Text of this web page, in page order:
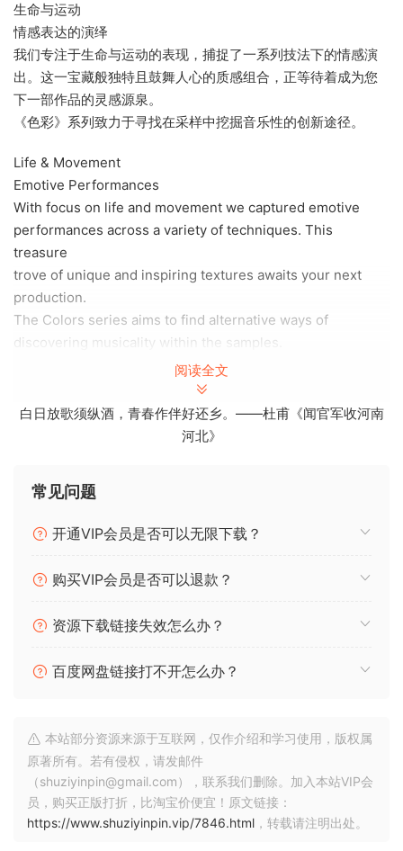
生命与运动
情感表达的演绎
我们专注于生命与运动的表现，捕捉了一系列技法下的情感演
出。这一宝藏般独特且鼓舞人心的质感组合，正等待着成为您
下一部作品的灵感源泉。
《色彩》系列致力于寻找在采样中挖掘音乐性的创新途径。
Life & Movement
Emotive Performances
With focus on life and movement we captured emotive
performances across a variety of techniques. This
treasure
trove of unique and inspiring textures awaits your next
production.
The Colors series aims to find alternative ways of
discovering musicality within the samples.
Emotive Performances
With focus on life and movement we captured emotive
trove of unique and inspiring textures awaits your next
The Colors series aims to find alternative ways of
read NFO
🏠 HomePage
阅读全文
白日放歌须纵酒，青春作伴好还乡。——杜甫《闻官军收河南
河北》
常见问题
开通VIP会员是否可以无限下载？
购买VIP会员是否可以退款？
资源下载链接失效怎么办？
百度网盘链接打不开怎么办？
本站部分资源来源于互联网，仅作介绍和学习使用，版权属
原著所有。若有侵权，请发邮件
（shuziyinpin@gmail.com），联系我们删除。加入本站VIP会
员，购买正版打折，比淘宝价便宜！原文链接：
https://www.shuziyinpin.vip/7846.html ，转载请注明出处。